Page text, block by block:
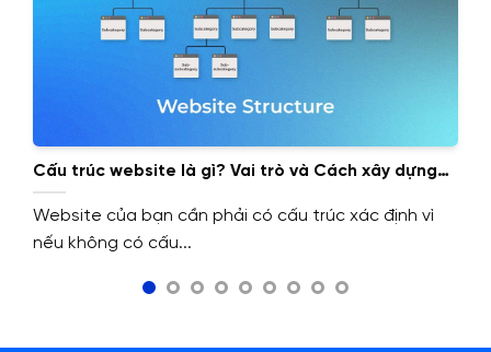
Cấu trúc website là gì? Vai trò và Cách xây dựng
cấu trúc website.
Website của bạn cần phải có cấu trúc xác định vì
nếu không có cấu...